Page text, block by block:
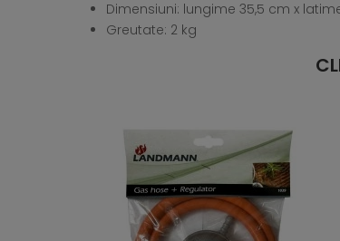
Dimensiuni: lungime 35,5 cm x
Greutate: 2 kg